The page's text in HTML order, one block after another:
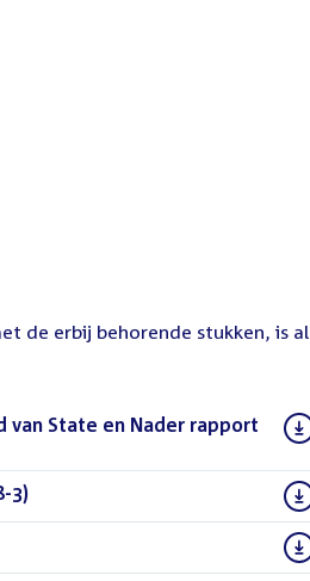
de erbij behorende stukken, is al
van State en Nader rapport
3)